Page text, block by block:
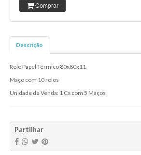
Comprar
Descrição
Rolo Papel Térmico 80x80x11
Maço com 10 rolos
Unidade de Venda: 1 Cx com 5 Maços
Partilhar